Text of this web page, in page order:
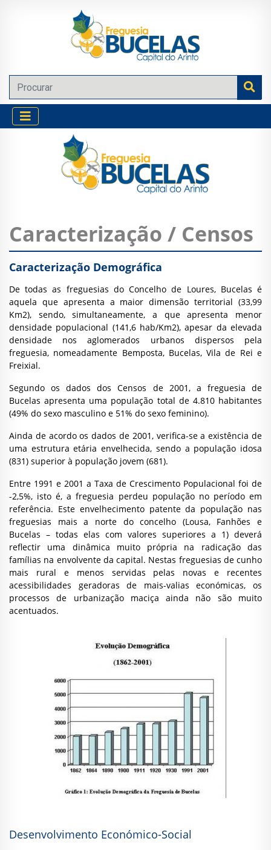
Caracterização / Censos
Caracterização Demográfica
De todas as freguesias do Concelho de Loures, Bucelas é
aquela que apresenta a maior dimensão territorial (33,99
Km2), sendo, simultaneamente, a que apresenta menor
densidade populacional (141,6 hab/Km2), apesar da elevada
densidade nos aglomerados urbanos dispersos pela
freguesia, nomeadamente Bemposta, Bucelas, Vila de Rei e
Freixial.
Segundo os dados dos Censos de 2001, a freguesia de
Bucelas apresenta uma população total de 4.810 habitantes
(49% do sexo masculino e 51% do sexo feminino).
Ainda de acordo os dados de 2001, verifica-se a existência de
uma estrutura etária envelhecida, sendo a população idosa
(831) superior à população jovem (681).
Entre 1991 e 2001 a Taxa de Crescimento Populacional foi de
-2,5%, isto é, a freguesia perdeu população no período em
referência. Este envelhecimento patente da população nas
freguesias mais a norte do concelho (Lousa, Fanhões e
Bucelas – todas elas com valores superiores a 1) deverá
reflectir uma dinâmica muito própria na radicação das
famílias na envolvente da capital. Nestas freguesias de cunho
mais rural e menos servidas pelas novas e recentes
acessibilidades geradoras de mais-valias económicas, os
processos de urbanização maciça ainda não são muito
acentuados.
Desenvolvimento Económico-Social